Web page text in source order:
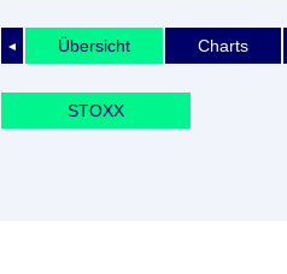
◄ Übersicht Charts
STOXX